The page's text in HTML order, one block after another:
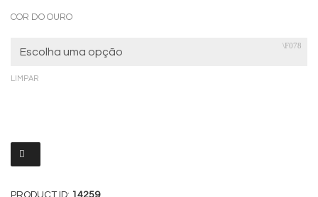
COR DO OURO
LIMPAR
PRODUCT ID: 14259